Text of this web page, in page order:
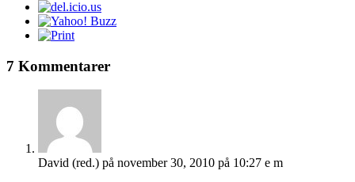
7 Kommentarer
David (red.) på november 30, 2010 på 10:27 e m